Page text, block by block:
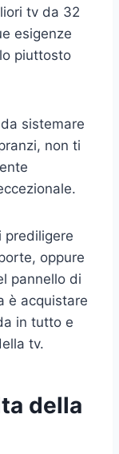
tv da 32
esigenze
piuttosto
sistemare
non ti
prediligere
oppure
pannello di
è acquistare
in tutto e
tv.
della